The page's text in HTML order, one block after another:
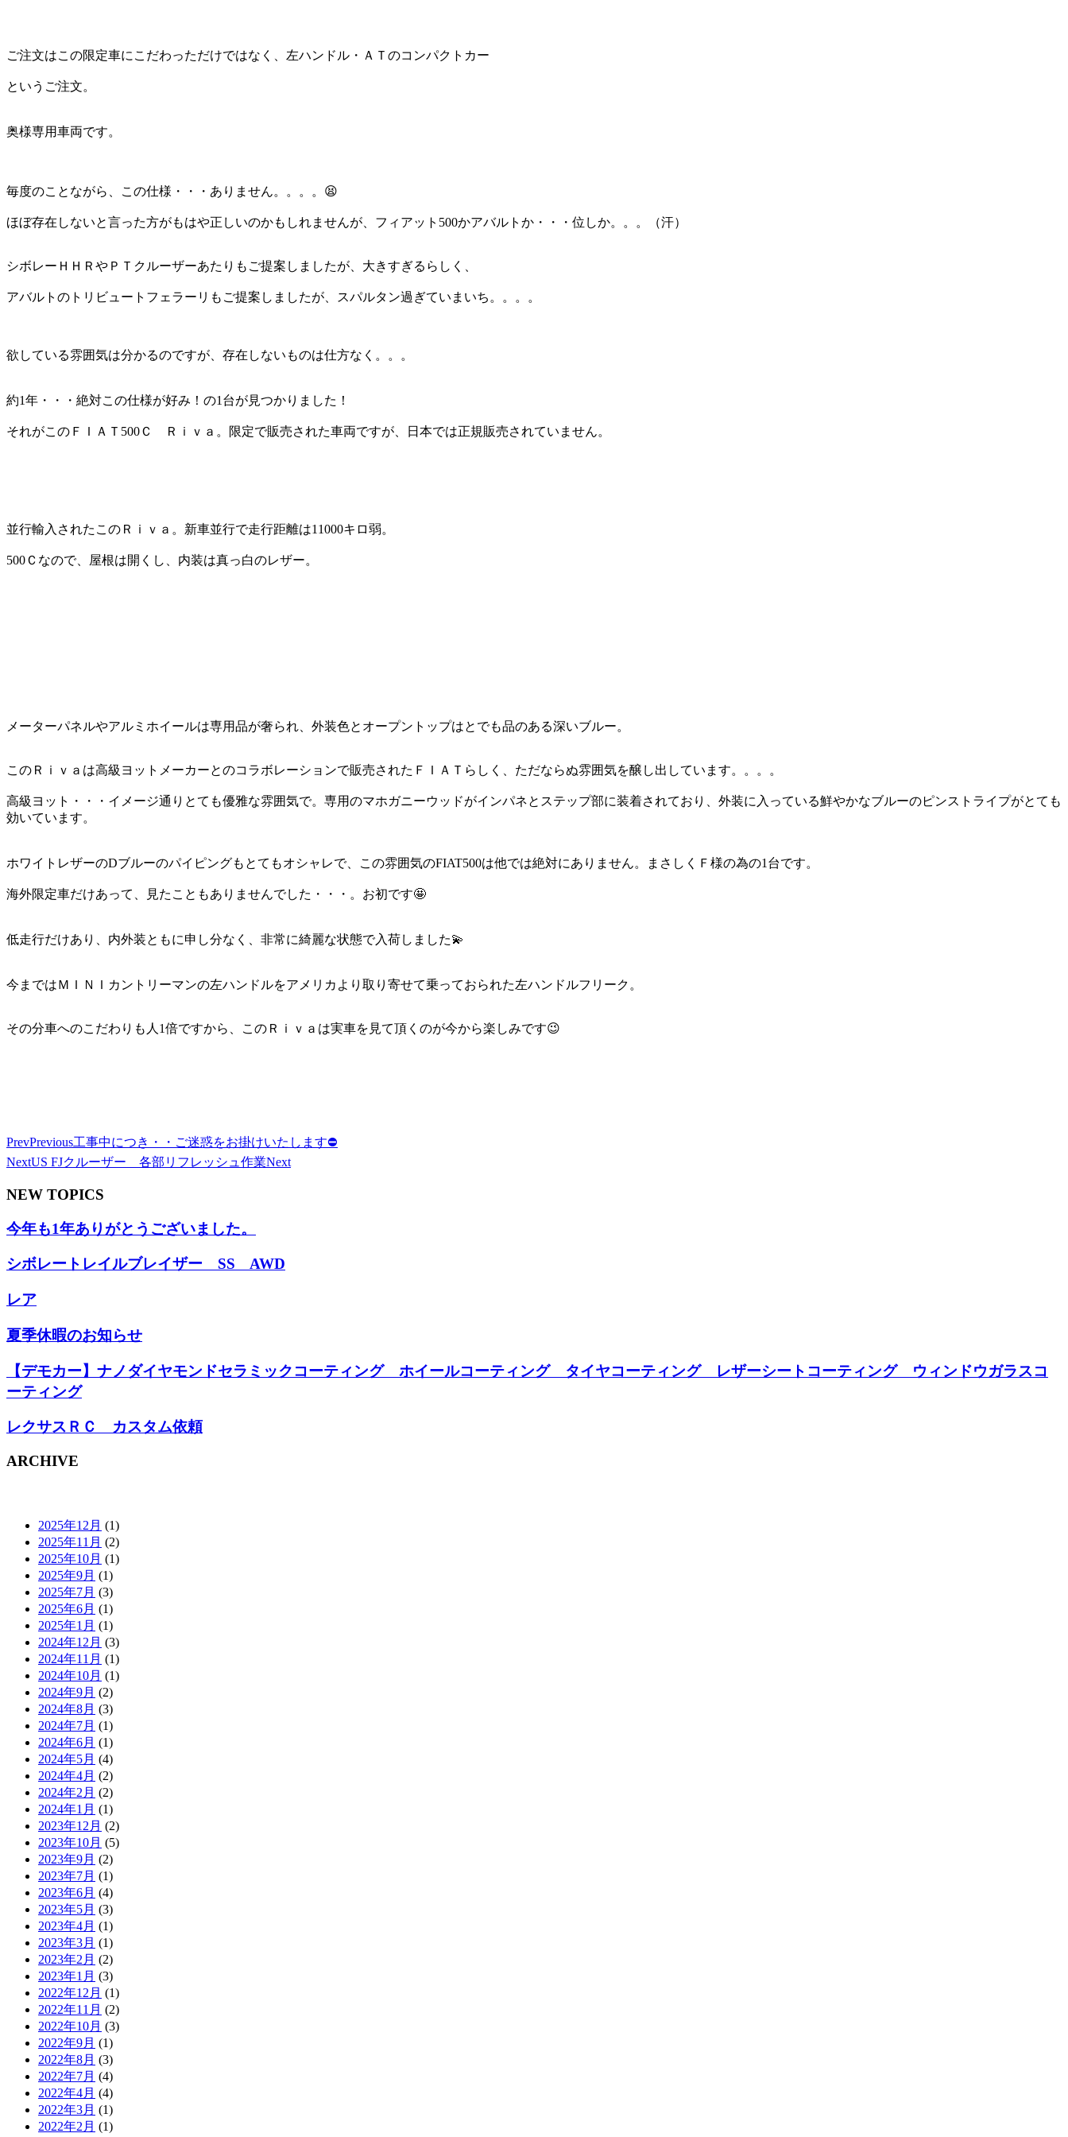
ご注文はこの限定車にこだわっただけではなく、左ハンドル・ＡＴのコンパクトカー
というご注文。
奥様専用車両です。
毎度のことながら、この仕様・・・ありません。。。。😫
ほぼ存在しないと言った方がもはや正しいのかもしれませんが、フィアット500かアバルトか・・・位しか。。。（汗）
シボレーＨＨＲやＰＴクルーザーあたりもご提案しましたが、大きすぎるらしく、
アバルトのトリビュートフェラーリもご提案しましたが、スパルタン過ぎていまいち。。。。
欲している雰囲気は分かるのですが、存在しないものは仕方なく。。。
約1年・・・絶対この仕様が好み！の1台が見つかりました！
それがこのＦＩＡＴ500Ｃ Ｒｉｖａ。限定で販売された車両ですが、日本では正規販売されていません。
並行輸入されたこのＲｉｖａ。新車並行で走行距離は11000キロ弱。
500Ｃなので、屋根は開くし、内装は真っ白のレザー。
メーターパネルやアルミホイールは専用品が奢られ、外装色とオープントップはとでも品のある深いブルー。
このＲｉｖａは高級ヨットメーカーとのコラボレーションで販売されたＦＩＡＴらしく、ただならぬ雰囲気を醸し出しています。。。。
高級ヨット・・・イメージ通りとても優雅な雰囲気で。専用のマホガニーウッドがインパネとステップ部に装着されており、外装に入っている鮮やかなブルーのピンストライプがとても
効いています。
ホワイトレザーのDブルーのパイピングもとてもオシャレで、この雰囲気のFIAT500は他では絶対にありません。まさしくＦ様の為の1台です。
海外限定車だけあって、見たこともありませんでした・・・。お初です🤩
低走行だけあり、内外装ともに申し分なく、非常に綺麗な状態で入荷しました💫
今まではＭＩＮＩカントリーマンの左ハンドルをアメリカより取り寄せて乗っておられた左ハンドルフリーク。
その分車へのこだわりも人1倍ですから、このＲｉｖａは実車を見て頂くのが今から楽しみです😉
PrevPrevious工事中につき・・ご迷惑をお掛けいたします⛔
NextUS FJクルーザー 各部リフレッシュ作業Next
NEW TOPICS
今年も1年ありがとうございました。
シボレートレイルブレイザー SS AWD
レア
夏季休暇のお知らせ
【デモカー】ナノダイヤモンドセラミックコーティング ホイールコーティング タイヤコーティング レザーシートコーティング ウィンドウガラスコ
ーティング
レクサスＲＣ カスタム依頼
ARCHIVE
2025年12月 (1)
2025年11月 (2)
2025年10月 (1)
2025年9月 (1)
2025年7月 (3)
2025年6月 (1)
2025年1月 (1)
2024年12月 (3)
2024年11月 (1)
2024年10月 (1)
2024年9月 (2)
2024年8月 (3)
2024年7月 (1)
2024年6月 (1)
2024年5月 (4)
2024年4月 (2)
2024年2月 (2)
2024年1月 (1)
2023年12月 (2)
2023年10月 (5)
2023年9月 (2)
2023年7月 (1)
2023年6月 (4)
2023年5月 (3)
2023年4月 (1)
2023年3月 (1)
2023年2月 (2)
2023年1月 (3)
2022年12月 (1)
2022年11月 (2)
2022年10月 (3)
2022年9月 (1)
2022年8月 (3)
2022年7月 (4)
2022年4月 (4)
2022年3月 (1)
2022年2月 (1)